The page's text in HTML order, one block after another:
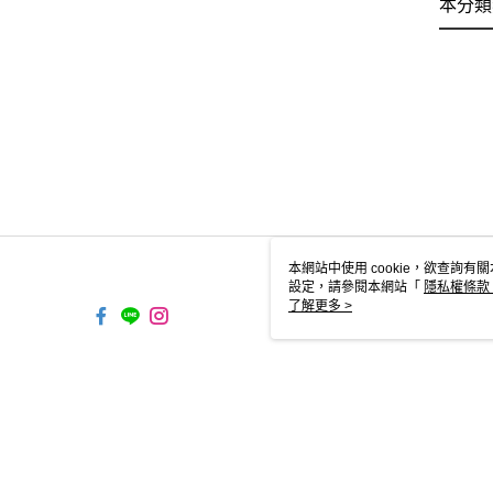
本分
本網站中使用 cookie，欲查詢有
設定，請參閱本網站「 隱私權條款
使用 cookie。
了解更多 >